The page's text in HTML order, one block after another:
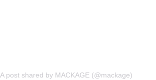
A post shared by MACKAGE (@mackage)